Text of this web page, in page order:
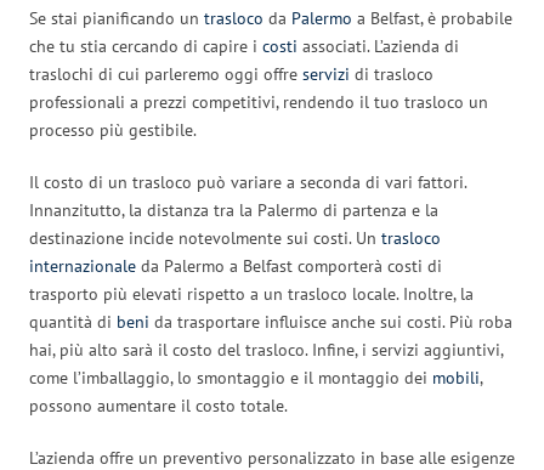
Se stai pianificando un trasloco da Palermo a Belfast, è probabile
che tu stia cercando di capire i costi associati. L’azienda di
traslochi di cui parleremo oggi offre servizi di trasloco
professionali a prezzi competitivi, rendendo il tuo trasloco un
processo più gestibile.
Il costo di un trasloco può variare a seconda di vari fattori.
Innanzitutto, la distanza tra la Palermo di partenza e la
destinazione incide notevolmente sui costi. Un trasloco
internazionale da Palermo a Belfast comporterà costi di
trasporto più elevati rispetto a un trasloco locale. Inoltre, la
quantità di beni da trasportare influisce anche sui costi. Più roba
hai, più alto sarà il costo del trasloco. Infine, i servizi aggiuntivi,
come l’imballaggio, lo smontaggio e il montaggio dei mobili,
possono aumentare il costo totale.
L’azienda offre un preventivo personalizzato in base alle esigenze